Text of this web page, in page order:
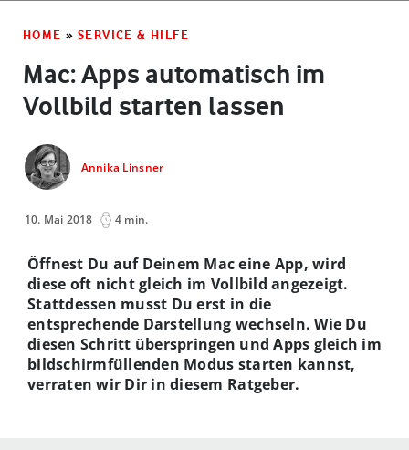
HOME » SERVICE & HILFE
Mac: Apps automatisch im
Vollbild starten lassen
Annika Linsner
10. Mai 2018 4 min.
Öffnest Du auf Deinem Mac eine App, wird
diese oft nicht gleich im Vollbild angezeigt.
Stattdessen musst Du erst in die
entsprechende Darstellung wechseln. Wie Du
diesen Schritt überspringen und Apps gleich im
bildschirmfüllenden Modus starten kannst,
verraten wir Dir in diesem Ratgeber.